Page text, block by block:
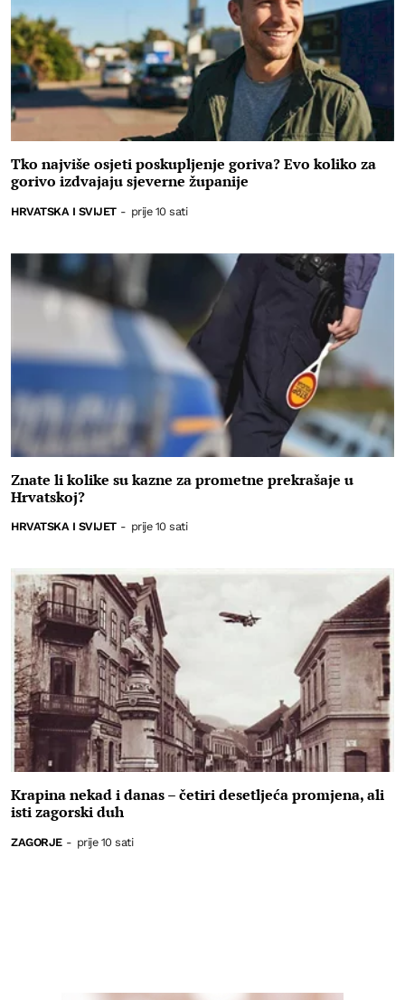
Tko najviše osjeti poskupljenje goriva? Evo koliko za
gorivo izdvajaju sjeverne županije
HRVATSKA I SVIJET - prije 10 sati
Znate li kolike su kazne za prometne prekrašaje u
Hrvatskoj?
HRVATSKA I SVIJET - prije 10 sati
Krapina nekad i danas – četiri desetljeća promjena, ali
isti zagorski duh
ZAGORJE - prije 10 sati